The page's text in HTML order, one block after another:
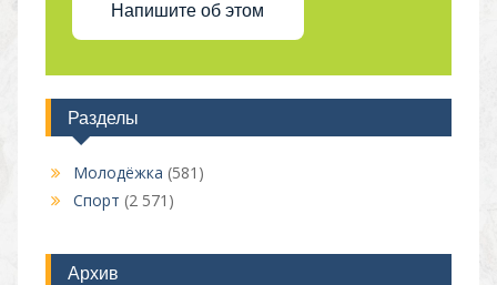
Напишите об этом
Разделы
Молодёжка (581)
Спорт (2 571)
Архив